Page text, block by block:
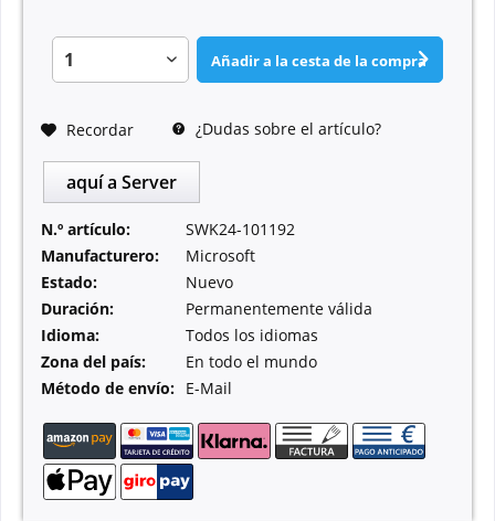
Añadir a la cesta de la compra
Recordar ¿Dudas sobre el artículo?
aquí a Server
N.º artículo:
SWK24-101192
Manufacturero:
Microsoft
Estado:
Nuevo
Duración:
Permanentemente válida
Idioma:
Todos los idiomas
Zona del país:
En todo el mundo
Método de envío: E-Mail